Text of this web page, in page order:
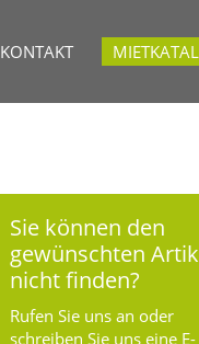
KONTAKT
Sie können den
gewünschten
nicht finden?
Rufen Sie uns an oder
schreiben Sie uns eine E-